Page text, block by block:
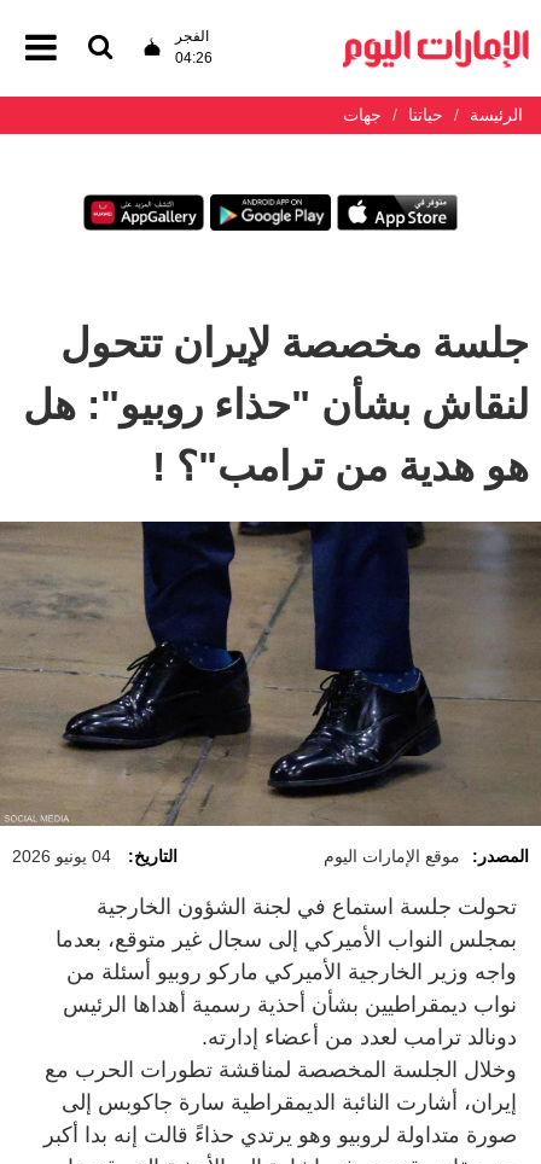
الفجر
04:26
الرئيسة حياتنا جهات
جلسة مخصصة لإيران تتحول
لنقاش بشأن "حذاء روبيو": هل
هو هدية من ترامب"؟ !
المصدر: موقع الإمارات اليوم التاريخ: 04 يونيو 2026
تحولت جلسة استماع في لجنة الشؤون الخارجية
بمجلس النواب الأميركي إلى سجال غير متوقع، بعدما
واجه وزير الخارجية الأميركي ماركو روبيو أسئلة من
نواب ديمقراطيين بشأن أحذية رسمية أهداها الرئيس
دونالد ترامب لعدد من أعضاء إدارته.
وخلال الجلسة المخصصة لمناقشة تطورات الحرب مع
إيران، أشارت النائبة الديمقراطية سارة جاكوبس إلى
صورة متداولة لروبيو وهو يرتدي حذاءً قالت إنه بدا أكبر